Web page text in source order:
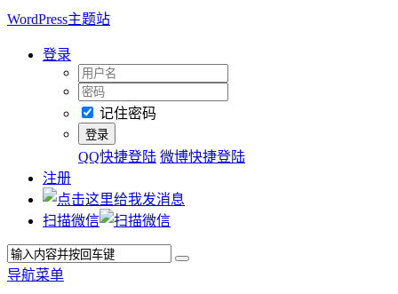
WordPress主题站
登录
记住密码
QQ快捷登陆 微博快捷登陆
注册
扫描微信
导航菜单